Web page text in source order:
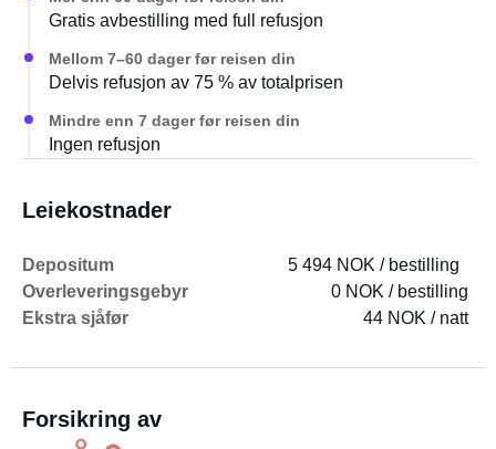
Gratis avbestilling med full refusjon
Mellom 7–60 dager før reisen din
Delvis refusjon av 75 % av totalprisen
Mindre enn 7 dager før reisen din
Ingen refusjon
Leiekostnader
Depositum
5 494 NOK / bestilling
Overleveringsgebyr
0 NOK / bestilling
Ekstra sjåfør
44 NOK / natt
Forsikring av